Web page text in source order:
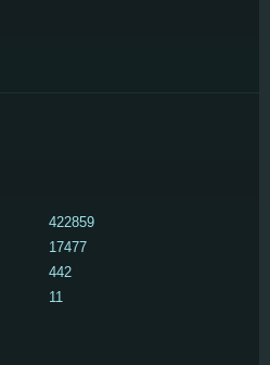
11
422859
17477
442